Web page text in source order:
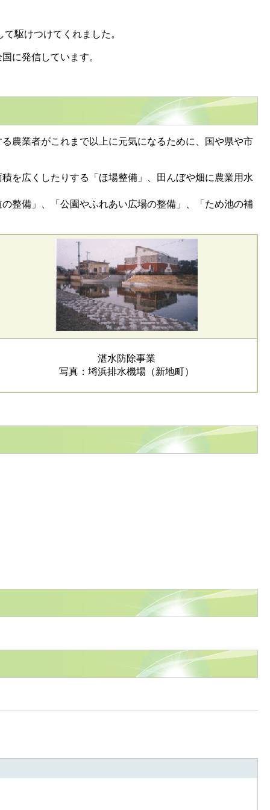
駆けつけてくれました。
に発信しています。
農業者がこれまで以上に元気になるために、国や県や市
を広くしたりする「ほ場整備」、田んぼや畑に農業用水
整備」、「公園やふれあい広場の整備」、「ため池の補
湛水防除事業
写真：埓浜排水機場（新地町）